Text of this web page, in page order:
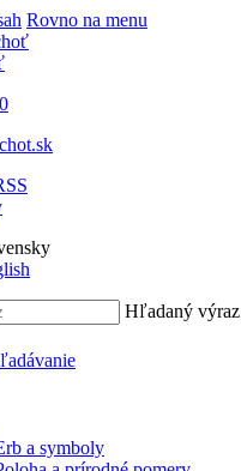
Rovno na menu
Hľadaný výraz
a symboly